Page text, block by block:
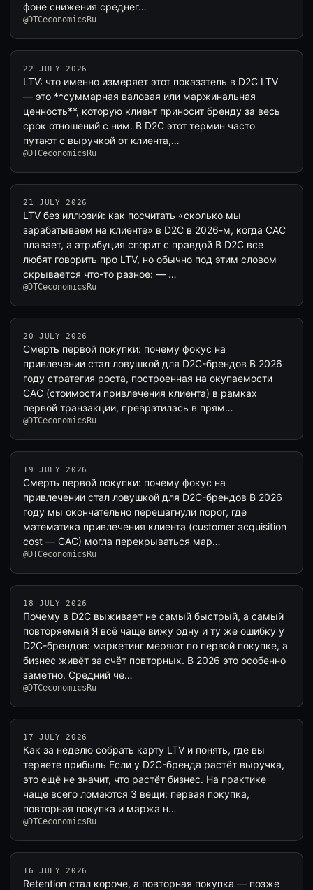
фоне снижения среднег…
@DTCeconomicsRu
22 JULY 2026
LTV: что именно измеряет этот показатель в D2C LTV
— это **суммарная валовая или маржинальная
ценность**, которую клиент приносит бренду за весь
срок отношений с ним. В D2C этот термин часто
путают с выручкой от клиента,…
@DTCeconomicsRu
21 JULY 2026
LTV без иллюзий: как посчитать «сколько мы
зарабатываем на клиенте» в D2C в 2026-м, когда CAC
плавает, а атрибуция спорит с правдой В D2C все
любят говорить про LTV, но обычно под этим словом
скрывается что-то разное: — …
@DTCeconomicsRu
20 JULY 2026
Смерть первой покупки: почему фокус на
привлечении стал ловушкой для D2C-брендов В 2026
году стратегия роста, построенная на окупаемости
CAC (стоимости привлечения клиента) в рамках
первой транзакции, превратилась в прям…
@DTCeconomicsRu
19 JULY 2026
Смерть первой покупки: почему фокус на
привлечении стал ловушкой для D2C-брендов В 2026
году мы окончательно перешагнули порог, где
математика привлечения клиента (customer acquisition
cost — CAC) могла перекрываться мар…
@DTCeconomicsRu
18 JULY 2026
Почему в D2C выживает не самый быстрый, а самый
повторяемый Я всё чаще вижу одну и ту же ошибку у
D2C-брендов: маркетинг меряют по первой покупке, а
бизнес живёт за счёт повторных. В 2026 это особенно
заметно. Средний че…
@DTCeconomicsRu
17 JULY 2026
Как за неделю собрать карту LTV и понять, где вы
теряете прибыль Если у D2C-бренда растёт выручка,
это ещё не значит, что растёт бизнес. На практике
чаще всего ломаются 3 вещи: первая покупка,
повторная покупка и маржа н…
@DTCeconomicsRu
16 JULY 2026
Retention стал короче, а повторная покупка — позже